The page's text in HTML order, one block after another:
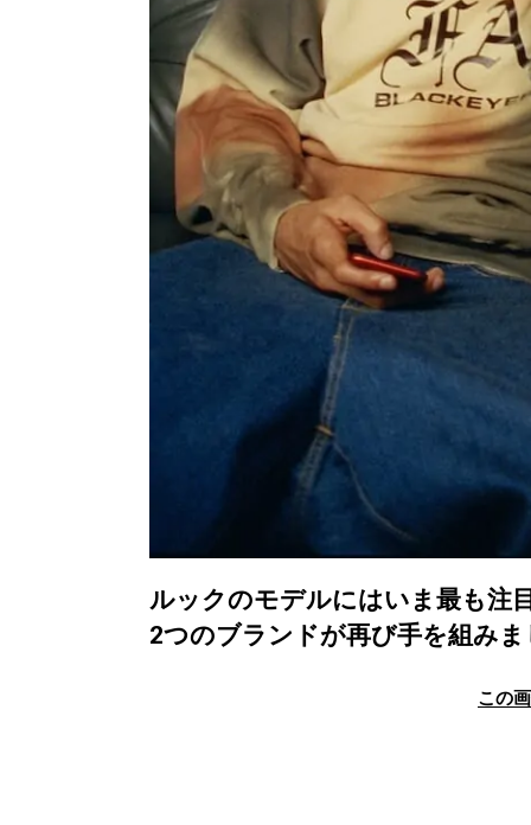
ルックのモデルにはいま最も注
2つのブランドが再び手を組みま
この